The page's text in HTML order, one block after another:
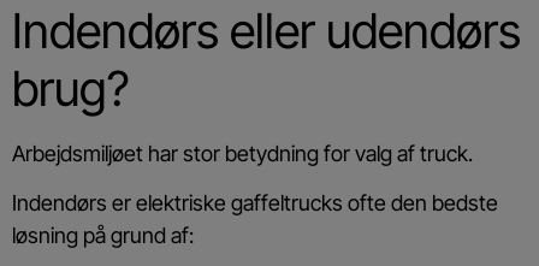
Indendørs eller udendørs
brug?
Arbejdsmiljøet har stor betydning for valg af truck.
Indendørs er elektriske gaffeltrucks ofte den bedste
løsning på grund af: